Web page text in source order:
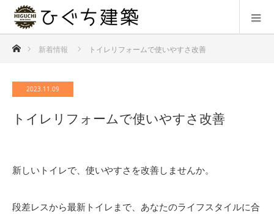
ホーム新着情報 トイレリフォームで使いやすさ改善
2023.11.09
トイレリフォームで使いやすさ改善
新しいトイレで、使いやすさを改善しませんか。
段差レスから最新トイレまで、あなたのライフスタイルに合